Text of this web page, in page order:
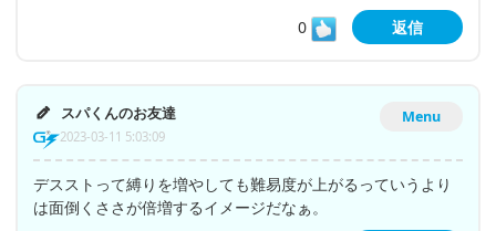
0
返信
Menu
スパくんのお友達
2023-03-11 5:03:09
デスストって縛りを増やしても難易度が上がるっていうより
は面倒くささが倍増するイメージだなぁ。